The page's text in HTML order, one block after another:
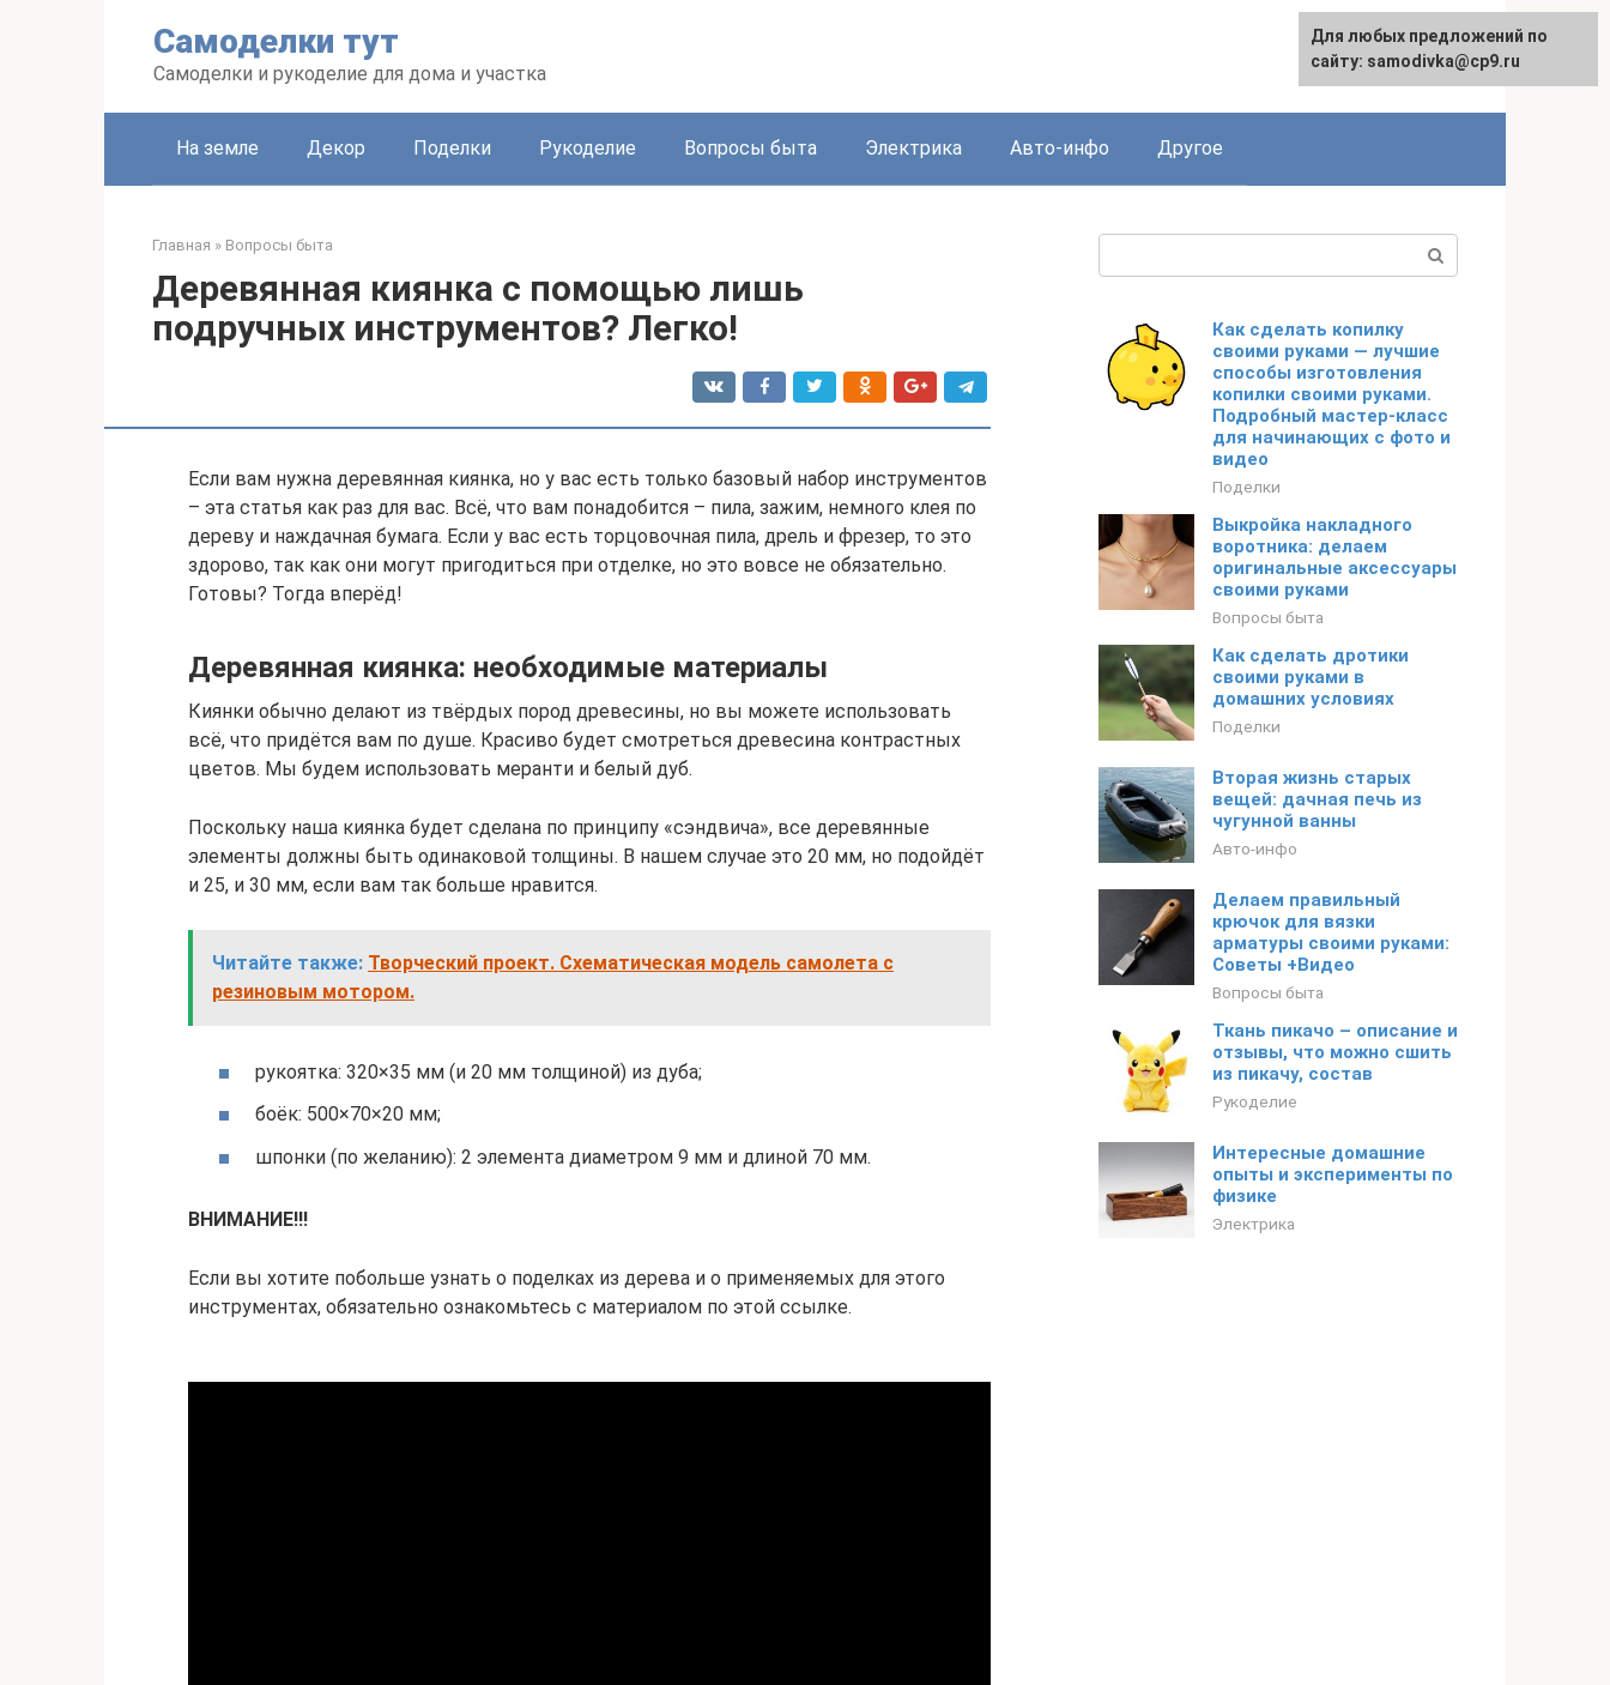
Самоделки тут
Самоделки и рукоделие для дома и участка
English
На земле Декор Поделки Рукоделие Вопросы быта Электрика Авто-инфо Другое
Главная » Вопросы быта
Деревянная киянка с помощью лишь
подручных инструментов? Легко!
Если вам нужна деревянная киянка, но у вас есть только базовый набор инструментов
– эта статья как раз для вас. Всё, что вам понадобится – пила, зажим, немного клея по
дереву и наждачная бумага. Если у вас есть торцовочная пила, дрель и фрезер, то это
здорово, так как они могут пригодиться при отделке, но это вовсе не обязательно.
Готовы? Тогда вперёд!
Деревянная киянка: необходимые материалы
Киянки обычно делают из твёрдых пород древесины, но вы можете использовать
всё, что придётся вам по душе. Красиво будет смотреться древесина контрастных
цветов. Мы будем использовать меранти и белый дуб.
Поскольку наша киянка будет сделана по принципу «сэндвича», все деревянные
элементы должны быть одинаковой толщины. В нашем случае это 20 мм, но подойдёт
и 25, и 30 мм, если вам так больше нравится.
Читайте также: Творческий проект. Схематическая модель самолета с
резиновым мотором.
рукоятка: 320×35 мм (и 20 мм толщиной) из дуба;
боёк: 500×70×20 мм;
шпонки (по желанию): 2 элемента диаметром 9 мм и длиной 70 мм.
ВНИМАНИЕ!!!
Если вы хотите побольше узнать о поделках из дерева и о применяемых для этого
инструментах, обязательно ознакомьтесь с материалом по этой ссылке.
Как сделать копилку
своими руками — лучшие
способы изготовления
копилки своими руками.
Подробный мастер-класс
для начинающих с фото и
видео
Поделки
Выкройка накладного
воротника: делаем
оригинальные аксессуары
своими руками
Вопросы быта
Как сделать дротики
своими руками в
домашних условиях
Поделки
Вторая жизнь старых
вещей: дачная печь из
чугунной ванны
Авто-инфо
Делаем правильный
крючок для вязки
арматуры своими руками:
Советы +Видео
Вопросы быта
Ткань пикачо – описание и
отзывы, что можно сшить
из пикачу, состав
Рукоделие
Интересные домашние
опыты и эксперименты по
физике
Электрика
Для любых предложений по
сайту: samodivka@cp9.ru